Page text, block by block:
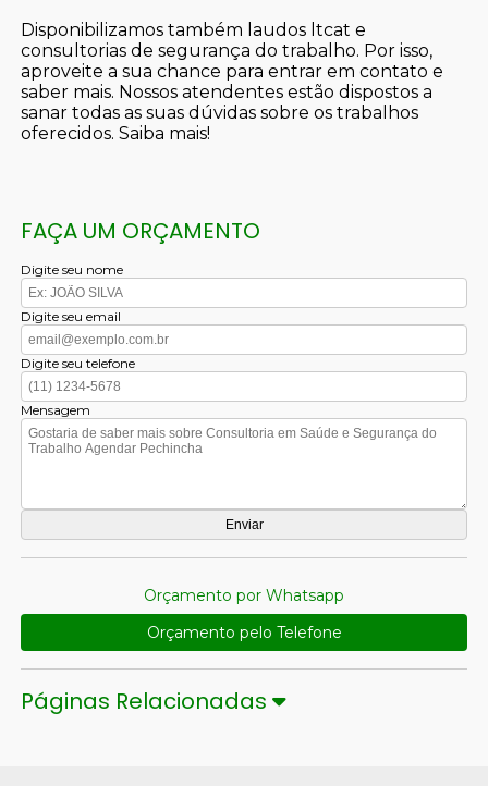
Disponibilizamos também laudos ltcat e
consultorias de segurança do trabalho. Por isso,
aproveite a sua chance para entrar em contato e
saber mais. Nossos atendentes estão dispostos a
sanar todas as suas dúvidas sobre os trabalhos
oferecidos. Saiba mais!
FAÇA UM ORÇAMENTO
Digite seu nome
Digite seu email
Digite seu telefone
Mensagem
Orçamento por Whatsapp
Orçamento pelo Telefone
Páginas Relacionadas